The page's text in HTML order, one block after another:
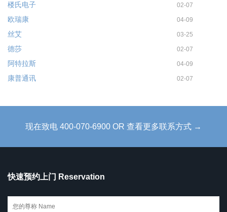
楼氏电子 02-07
欧瑞康 04-09
丝艾 03-25
德莎 02-07
阿特拉斯 04-09
康普通讯 02-07
现在致电 400-070-6900 OR 查看更多联系方式 →
快速预约上门 Reservation